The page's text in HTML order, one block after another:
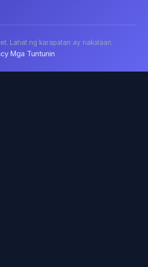
Lahat ng karapatan ay nakalaan.
·Mga Tuntunin